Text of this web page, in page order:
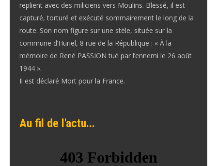
replient avec des miliciens vers Moulins. Blessé, il est
capturé, torturé et exécuté sommairement le long de la
route. Son nom figure sur une stèle, située sur la
commune d’Huriel, 8 rue de la République : « À la
mémoire de René PASSION tué par l’ennemi le 26 août
1944 ».
Il est déclaré Mort pour la France.
Au fil de l'actu...